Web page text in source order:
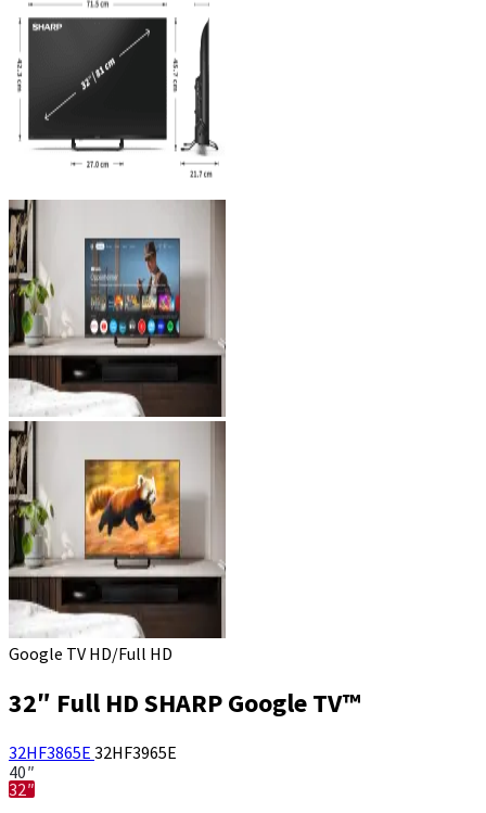
Google TV HD/Full HD
32″ Full HD SHARP Google TV™
32HF3865E 32HF3965E
40″
32″